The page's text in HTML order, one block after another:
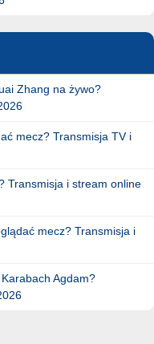
Zhang na żywo?
mecz? Transmisja TV i
Transmisja i stream online
mecz? Transmisja i
Agdam?